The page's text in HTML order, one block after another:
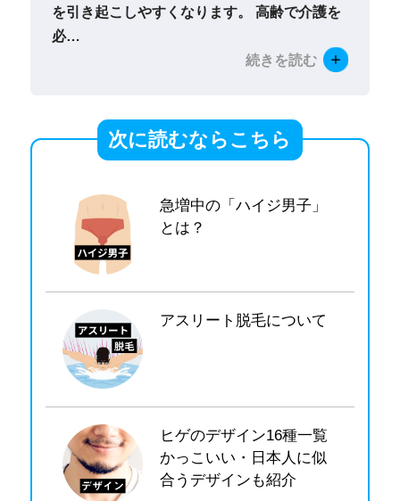
を引き起こしやすくなります。 高齢で介護を
必…
続きを読む
次に読むならこちら
急増中の「ハイジ男子」
とは？
アスリート脱毛について
ヒゲのデザイン16種一覧
かっこいい・日本人に似
合うデザインも紹介